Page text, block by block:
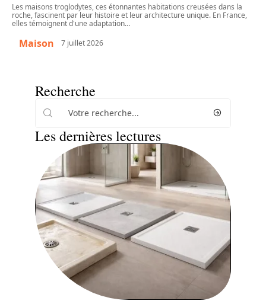
Les maisons troglodytes, ces étonnantes habitations creusées dans la
roche, fascinent par leur histoire et leur architecture unique. En France,
elles témoignent d'une adaptation…
Maison 7 juillet 2026
Recherche
Les dernières lectures